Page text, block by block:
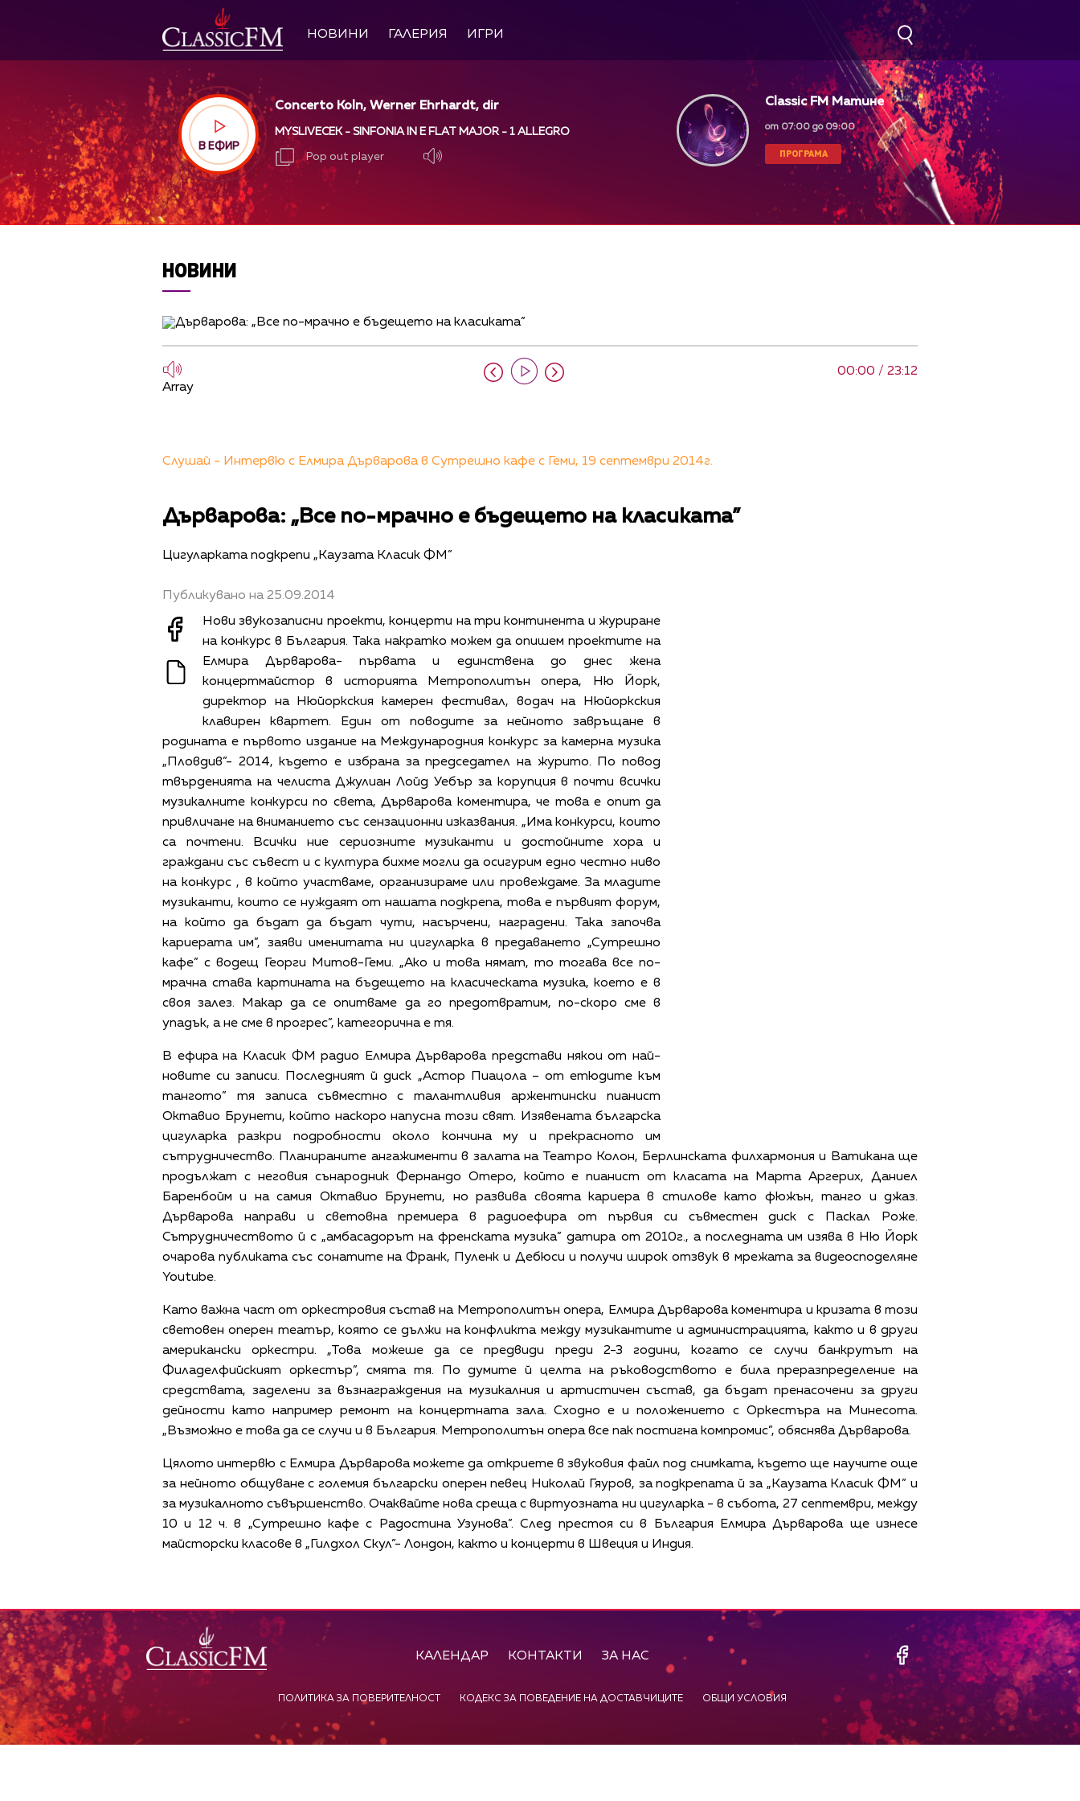
НОВИНИ ГАЛЕРИЯ ИГРИ
В ЕФИР
Concerto Koln, Werner Ehrhardt, dir
MYSLIVECEK - SINFONIA IN E FLAT MAJOR - 1 ALLEGRO
Pop out player
Classic FM Матине
от 07:00 до 09:00
ПРОГРАМА
НОВИНИ
00:00 / 23:12
Array
Слушай - Интервю с Елмира Дърварова в Сутрешно кафе с Геми, 19 септември 2014г.
Дърварова: „Все по-мрачно е бъдещето на класиката”
Цигуларката подкрепи „Каузата Класик ФМ”
Публикувано на 25.09.2014
Нови звукозаписни проекти, концерти на три континента и журиране
на конкурс в България. Така накратко можем да опишем проектите на
Елмира Дърварова- първата и единствена до днес жена
концертмайстор в историята Метрополитън опера, Ню Йорк,
директор на Нюйоркския камерен фестивал, водач на Нюйоркския
клавирен квартет. Един от поводите за нейното завръщане в
родината е първото издание на Международния конкурс за камерна музика
„Пловдив”- 2014, където е избрана за председател на журито. По повод
твърденията на челиста Джулиан Лойд Уебър за корупция в почти всички
музикалните конкурси по света, Дърварова коментира, че това е опит да
привличане на вниманието със сензационни изказвания. „Има конкурси, които
са почтени. Всички ние сериозните музиканти и достойните хора и
граждани със съвест и с култура бихме могли да осигурим едно честно ниво
на конкурс , в който участваме, организираме или провеждаме. За младите
музиканти, които се нуждаят от нашата подкрепа, това е първият форум,
на който да бъдат да бъдат чути, насърчени, наградени. Така започва
кариерата им”, заяви именитата ни цигуларка в предаването „Сутрешно
кафе” с водещ Георги Митов-Геми. „Ако и това нямат, то тогава все по-
мрачна става картината на бъдещето на класическата музика, което е в
своя залез. Макар да се опитваме да го предотвратим, по-скоро сме в
упадък, а не сме в прогрес”, категорична е тя.
В ефира на Класик ФМ радио Елмира Дърварова представи някои от най-
новите си записи. Последният й диск „Астор Пиацола – от етюдите към
тангото” тя записа съвместно с талантливия аржентински пианист
Октавио Брунети, който наскоро напусна този свят. Изявената българска
цигуларка разкри подробности около кончина му и прекрасното им
сътрудничество. Планираните ангажименти в залата на Театро Колон, Берлинската филхармония и Ватикана ще
продължат с неговия сънародник Фернандо Отеро, който е пианист от класата на Марта Аргерих, Даниел
Баренбойм и на самия Октавио Брунети, но развива своята кариера в стилове като фюжън, танго и джаз.
Дърварова направи и световна премиера в радиоефира от първия си съвместен диск с Паскал Роже.
Сътрудничеството й с „амбасадорът на френската музика” датира от 2010г., а последната им изява в Ню Йорк
очарова публиката със сонатите на Франк, Пуленк и Дебюси и получи широк отзвук в мрежата за видеосподеляне
Youtube.
Като важна част от оркестровия състав на Метрополитън опера, Елмира Дърварова коментира и кризата в този
световен оперен театър, която се дължи на конфликта между музикантите и администрацията, както и в други
американски оркестри. „Това можеше да се предвиди преди 2-3 години, когато се случи банкрутът на
Филаделфийският оркестър”, смята тя. По думите й целта на ръководството е била преразпределение на
средствата, заделени за възнаграждения на музикалния и артистичен състав, да бъдат пренасочени за други
дейности като например ремонт на концертната зала. Сходно е и положението с Оркестъра на Минесота.
„Възможно е това да се случи и в България. Метрополитън опера все пак постигна компромис”, обяснява Дърварова.
Цялото интервю с Елмира Дърварова можете да откриете в звуковия файл под снимката, където ще научите още
за нейното общуване с големия български оперен певец Николай Гяуров, за подкрепата й за „Каузата Класик ФМ” и
за музикалното съвършенство. Очаквайте нова среща с виртуозната ни цигуларка - в събота, 27 септември, между
10 и 12 ч. в „Сутрешно кафе с Радостина Узунова”. След престоя си в България Елмира Дърварова ще изнесе
майсторски класове в „Гилдхол Скул”- Лондон, както и концерти в Швеция и Индия.
КАЛЕНДАР КОНТАКТИ ЗА НАС
ПОЛИТИКА ЗА ПОВЕРИТЕЛНОСТ КОДЕКС ЗА ПОВЕДЕНИЕ НА ДОСТАВЧИЦИТЕ ОБЩИ УСЛОВИЯ